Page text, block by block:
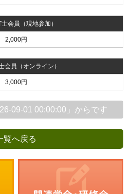
会員（現地参加）
2,000円
会員（オンライン）
3,000円
09-01 00:00:00」からです
覧へ戻る